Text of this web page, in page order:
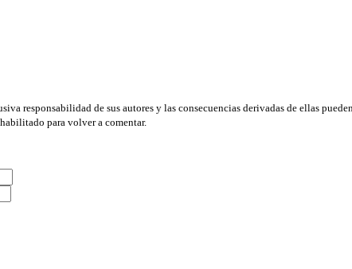
responsabilidad de sus autores y las consecuencias derivadas de ellas
para volver a comentar.